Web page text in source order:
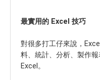
最實用的 Excel 技巧
對很多打工仔來說，
料、統計、分析、製作
Excel。